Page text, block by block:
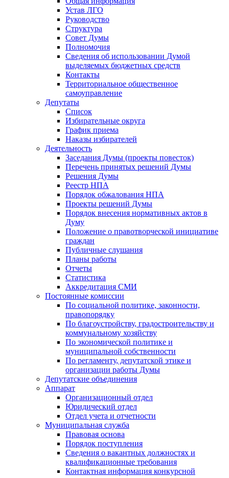
Устав ЛГО
Руководство
Структура
Совет Думы
Полномочия
Сведения об использовании Думой
выделяемых бюджетных средств
Контакты
Территориальное общественное
самоуправление
Депутаты
Список
Избирательные округа
График приема
Наказы избирателей
Деятельность
Заседания Думы (проекты повесток)
Перечень принятых решений Думы
Решения Думы
Реестр НПА
Порядок обжалования НПА
Проекты решений Думы
Порядок внесения нормативных актов в
Думу
Положение о правотворческой инициативе
граждан
Публичные слушания
Планы работы
Отчеты
Статистика
Аккредитация СМИ
Постоянные комиссии
По социальной политике, законности,
правопорядку
По благоустройству, градостроительству и
коммунальному хозяйству
По экономической политике и
муниципальной собственности
По регламенту, депутатской этике и
организации работы Думы
Депутатские объединения
Аппарат
Организационный отдел
Юридический отдел
Отдел учета и отчетности
Муниципальная служба
Правовая основа
Порядок поступления
Сведения о вакантных должностях и
квалификационные требования
Контактная информация конкурсной